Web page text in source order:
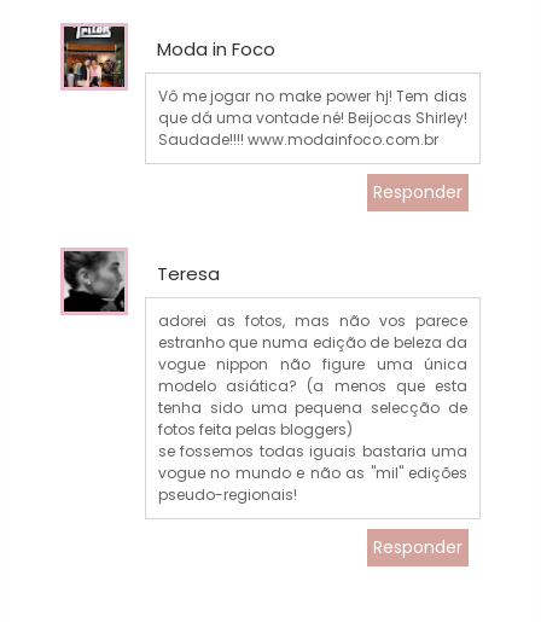
Moda in Foco
Vô me jogar no make power hj! Tem dias
que dá uma vontade né! Beijocas Shirley!
Saudade!!!! www.modainfoco.com.br
Responder
Teresa
adorei as fotos, mas não vos parece
estranho que numa edição de beleza da
vogue nippon não figure uma única
modelo asiática? (a menos que esta
tenha sido uma pequena selecção de
fotos feita pelas bloggers)
se fossemos todas iguais bastaria uma
vogue no mundo e não as "mil" edições
pseudo-regionais!
Responder